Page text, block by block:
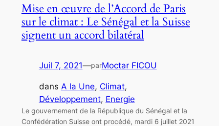
Mise en œuvre de l’Accord de Paris
sur le climat : Le Sénégal et la Suisse
signent un accord bilatéral
Juil 7, 2021—parMoctar FICOU
dans A la Une, Climat
Développement, Energie
Le gouvernement de la République du Sénégal et la
Confédération Suisse ont procédé, mardi 6 juillet 2021